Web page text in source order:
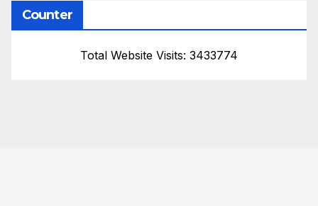
Counter
Total Website Visits: 3433774